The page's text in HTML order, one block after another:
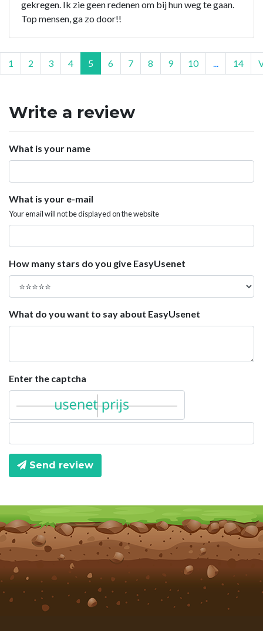
gekregen. Ik zie geen redenen om bij hun weg te gaan.
Top mensen, ga zo door!!
1 2 3 4 5 6 7 8 9 10 14
Write a review
What is your name
What is your e-mail
Your email will not be displayed on the website
How many stars do you give EasyUsenet
What do you want to say about EasyUsenet
Enter the captcha
Send review